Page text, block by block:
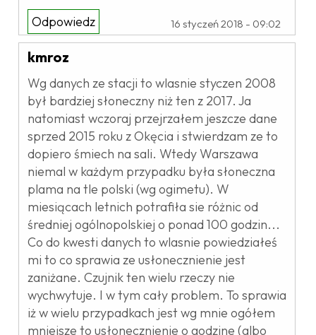
16 styczeń 2018 - 09:02
Odpowiedz
kmroz
Wg danych ze stacji to wlasnie styczen 2008
był bardziej słoneczny niż ten z 2017. Ja
natomiast wczoraj przejrzałem jeszcze dane
sprzed 2015 roku z Okęcia i stwierdzam ze to
dopiero śmiech na sali. Wtedy Warszawa
niemal w każdym przypadku była słoneczna
plama na tle polski (wg ogimetu). W
miesiącach letnich potrafiła sie różnic od
średniej ogólnopolskiej o ponad 100 godzin...
Co do kwesti danych to wlasnie powiedziałeś
mi to co sprawia ze usłonecznienie jest
zaniżane. Czujnik ten wielu rzeczy nie
wychwytuje. I w tym cały problem. To sprawia
iż w wielu przypadkach jest wg mnie ogółem
mniejsze to usłonecznienie o godzine (albo